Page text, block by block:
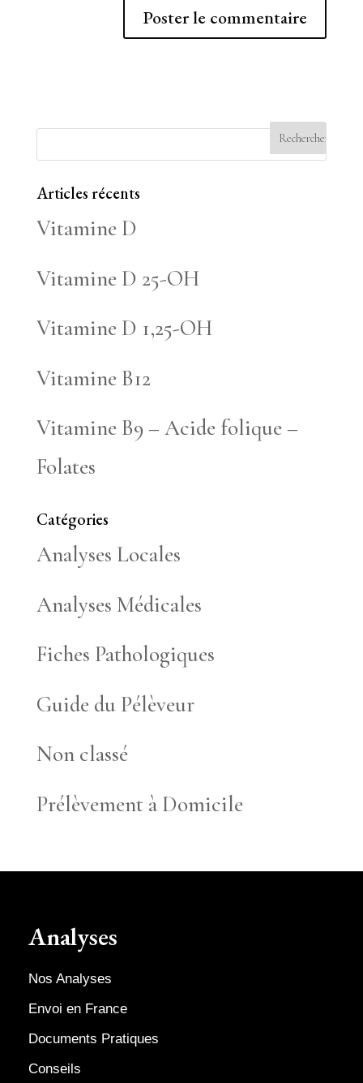
Articles récents
Vitamine D
Vitamine D 25-OH
Vitamine D 1,25-OH
Vitamine B12
Vitamine B9 – Acide folique –
Folates
Catégories
Analyses Locales
Analyses Médicales
Fiches Pathologiques
Guide du Pélèveur
Non classé
Prélèvement à Domicile
Analyses
Nos Analyses
Envoi en France
Documents Pratiques
Conseils